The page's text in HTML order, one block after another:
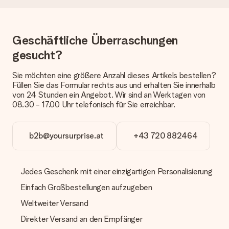
Welche Lieferoptionen stehen zur Verfügung?
Derzeit können wir (noch) keine verschiedenen Lieferoptionen
anbieten. Das Geschenk, das bestellt wird, wird als Paket oder
oder Päckchen geliefert wird, kontaktiere bitte unseren
Kundenservice.
Zahlung
Wie kann ich meine Bestellung bezahlen?
Wir bieten die folgenden Zahlungsoptionen an: Vorauskasse
mit normaler Überweisung, Sofortüberweisung, Paypal,
Kreditkarte oder auf Rechnung über Klarna. Bei einer
Geschenks jedoch um 3 Werktage.
Geschenk empfangen
Was, wenn das Geschenk meine Erwartungen nicht
erfüllt?
Geschäftliche Überraschungen
gesucht?
Sie möchten eine größere Anzahl dieses Artikels bestellen?
Füllen Sie das Formular rechts aus und erhalten Sie innerhalb
von 24 Stunden ein Angebot. Wir sind an Werktagen von
08.30 - 17.00 Uhr telefonisch für Sie erreichbar.
b2b@yoursurprise.at +43 720 882464
Jedes Geschenk mit einer einzigartigen Personalisierung
Einfach Großbestellungen aufzugeben
Weltweiter Versand
Direkter Versand an den Empfänger